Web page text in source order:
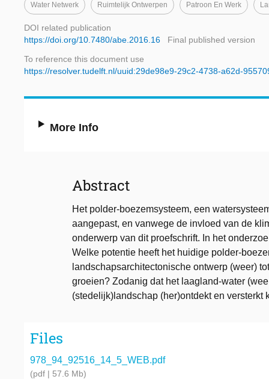
Water Netwerk Ruimtelijk Ontwerpen Patroon En Werk
DOI related publication
https://doi.org/10.7480/abe.2016.16
Final published version
To reference this document use
https://resolver.tudelft.nl/uuid:29de98e9-29c2-4738-a62d-
More Info
Abstract
Het polder-boezemsysteem, een
aangepast, en vanwege de invloed van de
onderwerp van dit proefschrift. In het
Welke potentie heeft het huidige polder-
landschapsarchitectonische ontwerp (weer)
groeien? Zodanig dat het laagland-water
(stedelijk)landschap (her)ontdekt en versterkt
Files
978_94_92516_14_5_WEB.pdf
(pdf | 57.6 Mb)